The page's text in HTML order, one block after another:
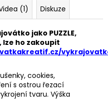
(1) Diskuze
jako PUZZLE,
lze ho zakoupit
cookies,
s ostrou řezací
tvaru. Výška